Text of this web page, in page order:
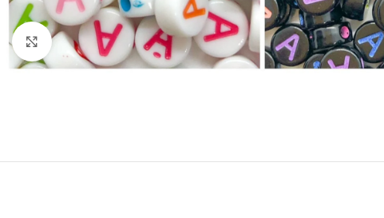
Clique para ampliar